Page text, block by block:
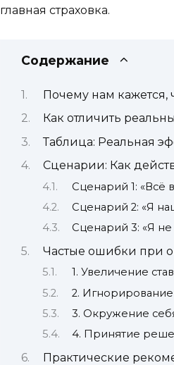
главная страховка.
Содержание
Почему нам
Как отличить
Таблица: Реальная
Сценарии: Как
Сценарий 1: «Всё
Сценарий 2: «Я
Сценарий 3: «Я не
Частые ошибки при
1. Увеличение
2. Игнорирование
3. Окружение
4. Принятие
Практические